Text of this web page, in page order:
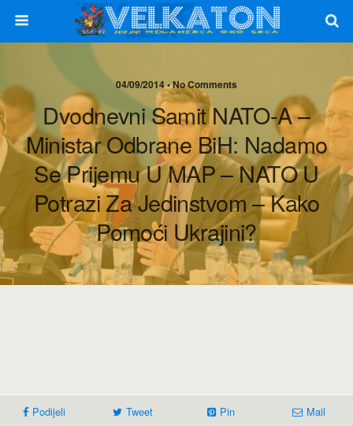
04/09/2014 • No Comments
Dvodnevni Samit NATO-A –
Ministar Odbrane BiH: Nadamo
Se Prijemu U MAP – NATO U
Potrazi Za Jedinstvom – Kako
Pomoći Ukrajini?
Podijeli Tweet Pin Mail